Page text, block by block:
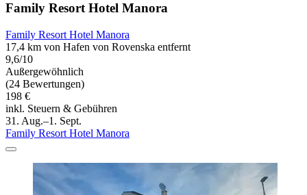
Family Resort Hotel Manora
Family Resort Hotel Manora
17,4 km von Hafen von Rovenska entfernt
9,6/10
Außergewöhnlich
(24 Bewertungen)
198 €
inkl. Steuern & Gebühren
31. Aug.–1. Sept.
Family Resort Hotel Manora